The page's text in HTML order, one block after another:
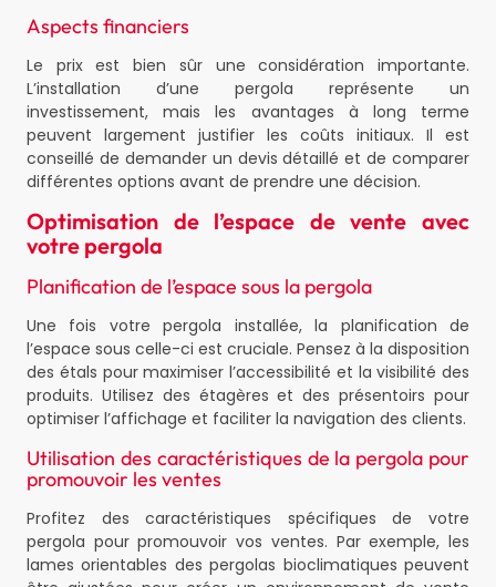
Aspects financiers
Le prix est bien sûr une considération importante.
L’installation d’une pergola représente un
investissement, mais les avantages à long terme
peuvent largement justifier les coûts initiaux. Il est
conseillé de demander un devis détaillé et de comparer
différentes options avant de prendre une décision.
Optimisation de l’espace de vente avec
votre pergola
Planification de l’espace sous la pergola
Une fois votre pergola installée, la planification de
l’espace sous celle-ci est cruciale. Pensez à la disposition
des étals pour maximiser l’accessibilité et la visibilité des
produits. Utilisez des étagères et des présentoirs pour
optimiser l’affichage et faciliter la navigation des clients.
Utilisation des caractéristiques de la pergola pour
promouvoir les ventes
Profitez des caractéristiques spécifiques de votre
pergola pour promouvoir vos ventes. Par exemple, les
lames orientables des pergolas bioclimatiques peuvent